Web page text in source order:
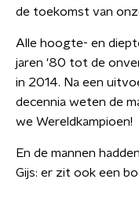
de toekomst van
Alle hoogte- en
jaren '80 tot de
in 2014. Na een
decennia weten de
we Wereldkampioen!
En de mannen
Gijs: er zit ook een